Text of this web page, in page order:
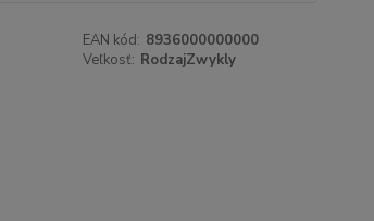
EAN kód: 8936000000000
Veľkosť: RodzajZwykly